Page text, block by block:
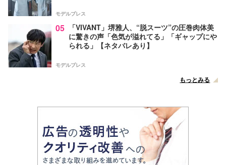
モデルプレス
05
「VIVANT」堺雅人、“脱スーツ”の圧巻肉体美
に驚きの声「色気が溢れてる」「ギャップにや
られる」【ネタバレあり】
モデルプレス
もっとみる